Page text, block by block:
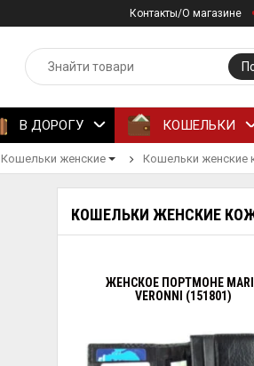
Контакты/О магазине
В ДОРОГУ КОШЕЛЬКИ
Кошельки женские Кошельки женские
КОШЕЛЬКИ ЖЕНСКИЕ
ЖЕНСКОЕ ПОРТМОНЕ
VERONNI (151801)